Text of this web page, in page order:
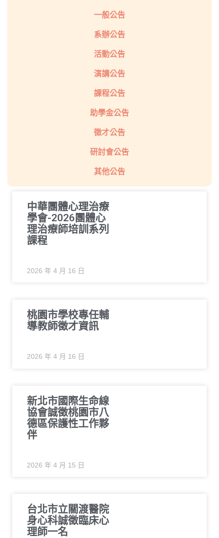
一般公告
系辦公告
活動公告
演講公告
課程公告
助學金公告
徵才公告
研討會公告
其他公告
中華團體心理治療
學會-2026團體心
理治療師培訓系列
課程
2026 年 4 月 16 日
桃園市學校專任輔
導教師徵才資訊
2026 年 4 月 16 日
新北市國際生命線
協會誠徵桃園市八
德區保護性工作夥
伴
2026 年 4 月 15 日
台北市立關渡醫院
身心科誠徵臨床心
理師一名